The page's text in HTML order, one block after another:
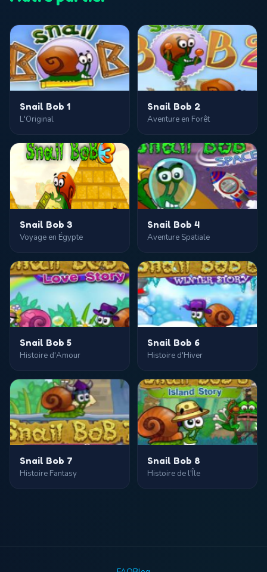
Snail Bob 1
L'Original
Snail Bob 2
Aventure en Forêt
Snail Bob 3
Voyage en Égypte
Snail Bob 4
Aventure Spatiale
Snail Bob 5
Histoire d'Amour
Snail Bob 6
Histoire d'Hiver
Snail Bob 7
Histoire Fantasy
Snail Bob 8
Histoire de l'Île